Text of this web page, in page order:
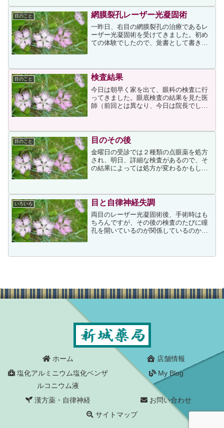
た。検診は「上、右上、右横、右下、
下、左下、左横、左上」と指...
目のこと 網膜裂孔レーザー光凝固術
一昨日、右目の網膜裂孔の治療であるレ
ーザー光凝固術を受けてきました。初め
ての体験でしたので、覚書として書き出
ドリンPの2回目の点眼。その約20分後に
ミドリンPの3回目...
目のこと 検査結果
今日は朝早く家を出て、眼科の検査に行
ってきました。眼底検査の結果を見た医
師（前回とは異なり、今日は院長でし
看護師さんに言い、様々な検査が追加さ
れ、その結果の診断は「左右...
目のこと 目のその後
金曜日の受診では２種類の点眼薬を処方
され、明日、詳細な検査があるので、そ
の結果によっては処方が変わるかもしれ
0.1％ 5ml 、クラビット点眼薬1.5％
5mlこれは目の炎...
いろいろ 目と自律神経失調
両目のレーザー光凝固術後、手術時はも
ちろんですが、その後の検査のたびに瞳
孔を開いているのが関係しているのか、
い変化も症状を増強させているようで、
ホーム
店舗情報
塩化アルミニウム塩化ベンザ
ルコニウム液
My Blog
漢方薬・自律神経
お問い合わせ
サイトマップ